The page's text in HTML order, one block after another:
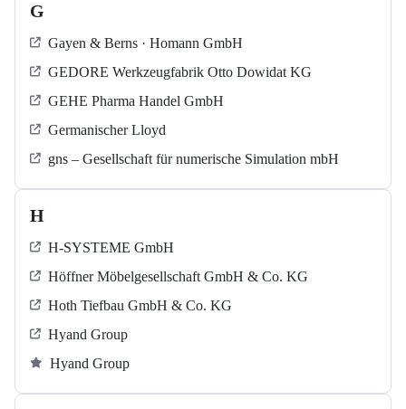
G
Gayen & Berns · Homann GmbH
GEDORE Werkzeugfabrik Otto Dowidat KG
GEHE Pharma Handel GmbH
Germanischer Lloyd
gns – Gesellschaft für numerische Simulation mbH
H
H-SYSTEME GmbH
Höffner Möbelgesellschaft GmbH & Co. KG
Hoth Tiefbau GmbH & Co. KG
Hyand Group
Hyand Group